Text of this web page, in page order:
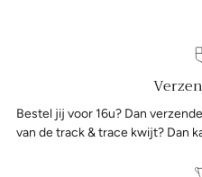
Bestel jij voor 16u? Dan
van de track & trace kwijt? Dan